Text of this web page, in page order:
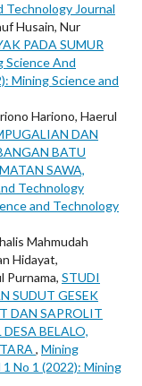
Technology Journal
Husain, Nur
PADA SUMUR
Science And
Mining Science and
Hariono, Haerul
DAN
BATU
SAWA,
Technology
and Technology
Mahmudah
Hidayat,
Purnama, STUDI
SUDUT GESEK
DAN SAPROLIT
BELALO,
, Mining
No 1 (2022): Mining